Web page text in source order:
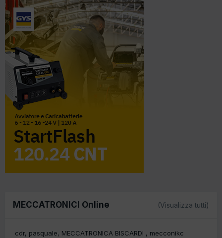
MECCATRONICI Online (Visualizza tutti)
cdr pasquale MECCATRONICA BISCARDI mecconikc